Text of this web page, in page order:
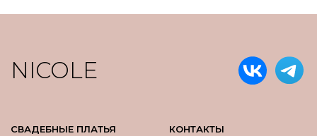
NICOLE
СВАДЕБНЫЕ ПЛАТЬЯ
КОНТАКТЫ